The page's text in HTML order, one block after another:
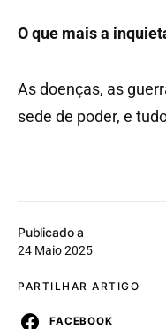
Publicado a
24 Maio 2025
PARTILHAR ARTIGO
FACEBOOK
O que mais a
As doenças, as
sede de poder, e